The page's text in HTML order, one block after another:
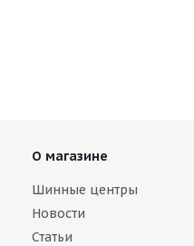
О магазине
Шинные центры
Новости
Статьи